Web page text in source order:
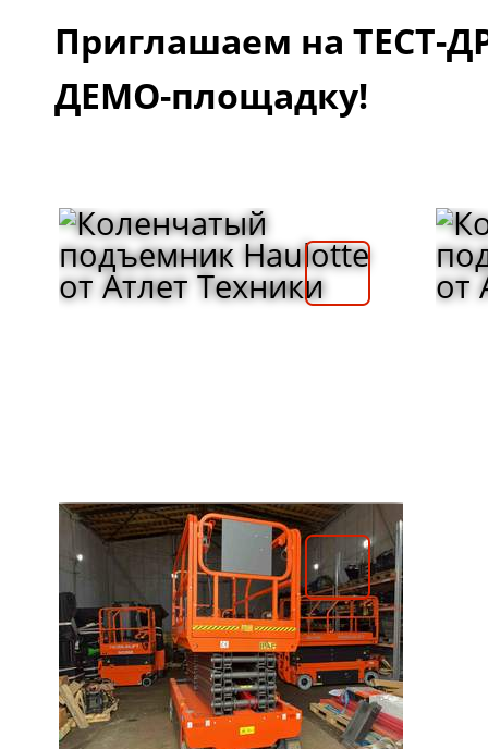
Приглашаем на ТЕСТ-
ДЕМО-площадку!